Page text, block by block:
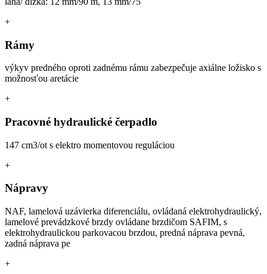
+
Rámy
výkyv predného oproti zadnému rámu zabezpečuje axiálne ložisko s
možnosťou aretácie
+
Pracovné hydraulické čerpadlo
147 cm3/ot s elektro momentovou reguláciou
+
Nápravy
NAF, lamelová uzávierka diferenciálu, ovládaná elektrohydraulický,
lamelové prevádzkové brzdy ovládane brzdičom SAFIM, s
elektrohydraulickou parkovacou brzdou, predná náprava pevná,
zadná náprava pe
+